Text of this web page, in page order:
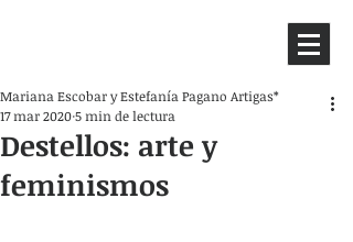
Destellos: arte y
feminismos
Mariana Escobar y Estefanía Pagano Artigas*
17 mar 20205 min de lectura